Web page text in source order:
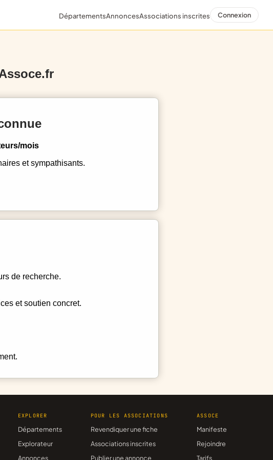
DépartementsAnnoncesAssociations inscrites Connexion
mois
et sympathisants.
de recherche.
et soutien concret.
EXPLORER
Départements
Explorateur
Annonces
POUR LES ASSOCIATIONS
Revendiquer une fiche
Associations inscrites
Publier une annonce
ASSOCE
Manifeste
Rejoindre
Tarifs